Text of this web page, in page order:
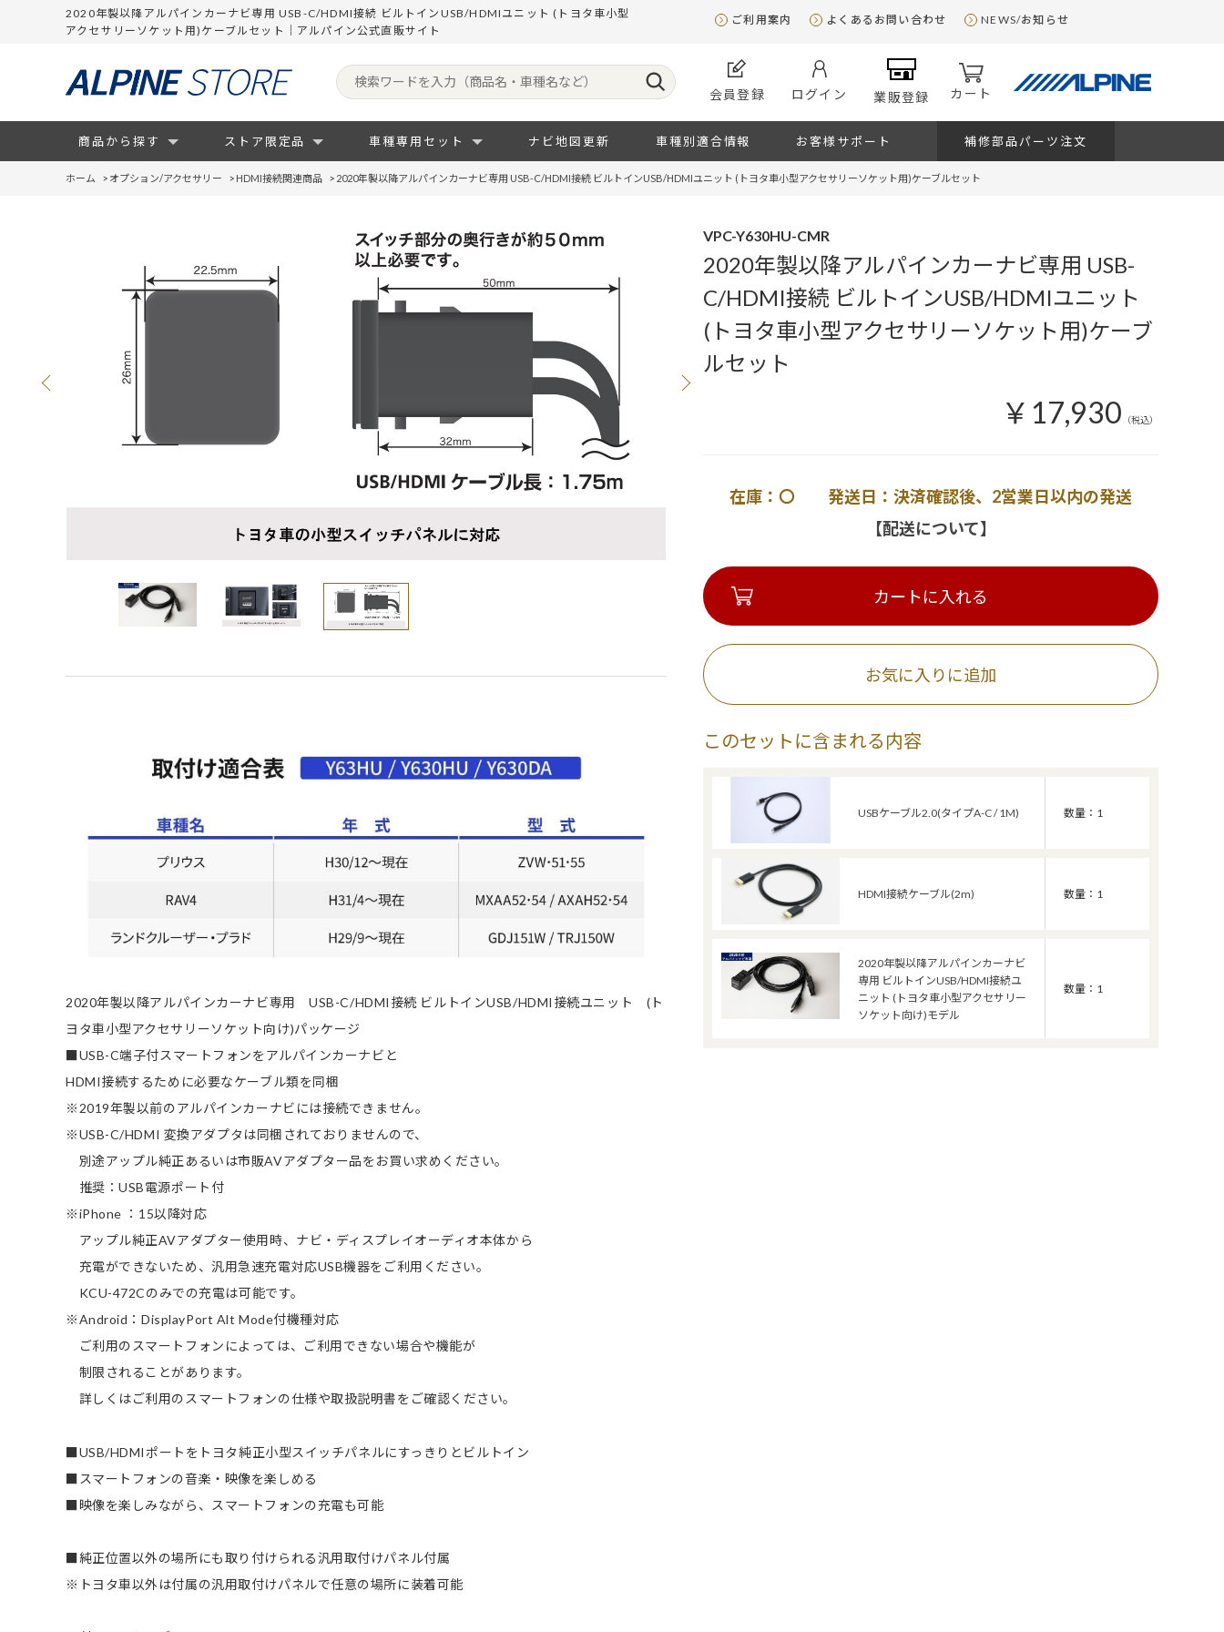
2020年製以降アルパインカーナビ専用 USB-C/HDMI接続 ビルトインUSB/HDMIユニット (トヨタ車小型
アクセサリーソケット用)ケーブルセット｜アルパイン公式直販サイト
ご利用案内 よくあるお問い合わせ NEWS/お知らせ
会員登録 ログイン 業販登録 カート
商品から探す ストア限定品 車種専用セット ナビ地図更新 車種別適合情報 お客様サポート 補修部品パーツ注文
ホーム > オプション/アクセサリー > HDMI接続関連商品 > 2020年製以降アルパインカーナビ専用 USB-C/HDMI接続 ビルトインUSB/HDMIユニット (トヨタ車小型アクセサリーソケット用)ケーブルセット
2020年製以降アルパインカーナビ専用 USB-C/HDMI接続 ビルトインUSB/HDMI接続ユニット (ト
ヨタ車小型アクセサリーソケット向け)パッケージ
■USB-C端子付スマートフォンをアルパインカーナビと
HDMI接続するために必要なケーブル類を同梱
※2019年製以前のアルパインカーナビには接続できません。
※USB-C/HDMI 変換アダプタは同梱されておりませんので、
別途アップル純正あるいは市販AVアダプター品をお買い求めください。
推奨：USB電源ポート付
※iPhone ：15以降対応
アップル純正AVアダプター使用時、ナビ・ディスプレイオーディオ本体から
充電ができないため、汎用急速充電対応USB機器をご利用ください。
KCU-472Cのみでの充電は可能です。
※Android：DisplayPort Alt Mode付機種対応
ご利用のスマートフォンによっては、ご利用できない場合や機能が
制限されることがあります。
詳しくはご利用のスマートフォンの仕様や取扱説明書をご確認ください。
■USB/HDMIポートをトヨタ純正小型スイッチパネルにすっきりとビルトイン
■スマートフォンの音楽・映像を楽しめる
■映像を楽しみながら、スマートフォンの充電も可能
■純正位置以外の場所にも取り付けられる汎用取付けパネル付属
※トヨタ車以外は付属の汎用取付けパネルで任意の場所に装着可能
VPC-Y630HU-CMR
2020年製以降アルパインカーナビ専用 USB-
C/HDMI接続 ビルトインUSB/HDMIユニット
(トヨタ車小型アクセサリーソケット用)ケーブ
ルセット
￥17,930 （税込）
在庫：〇 発送日：決済確認後、2営業日以内の発送
【配送について】
カートに入れる
このセットに含まれる内容
USBケーブル2.0(タイプA-C / 1M) 数量：1
HDMI接続ケーブル(2m) 数量：1
2020年製以降アルパインカーナビ
専用 ビルトインUSB/HDMI接続ユ
ニット (トヨタ車小型アクセサリー
ソケット向け)モデル
数量：1
お気に入りに追加